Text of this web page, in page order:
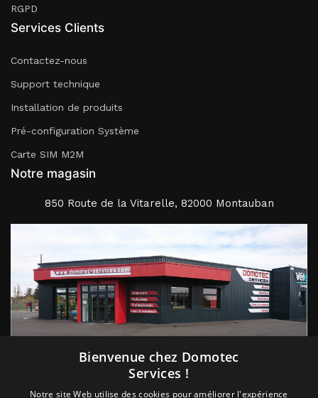
RGPD
Services Clients
Contactez-nous
Support technique
Installation de produits
Pré-configuration Système
Carte SIM M2M
Notre magasin
850 Route de la Vitarelle, 82000 Montauban
Suivez nous
Bienvenue chez Domotec
Services !
Notre site Web utilise des cookies pour améliorer l'expérience